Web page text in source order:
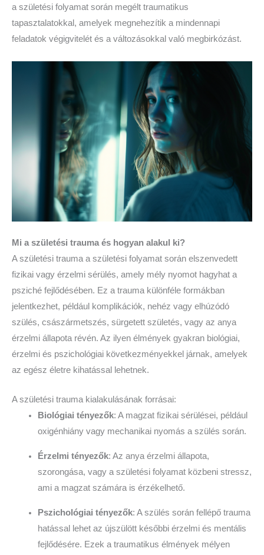
a születési folyamat során megélt traumatikus
tapasztalatokkal, amelyek megnehezítik a mindennapi
feladatok végigvitelét és a változásokkal való megbirkózást.
Mi a születési trauma és hogyan alakul ki?
A születési trauma a születési folyamat során elszenvedett
fizikai vagy érzelmi sérülés, amely mély nyomot hagyhat a
psziché fejlődésében. Ez a trauma különféle formákban
jelentkezhet, például komplikációk, nehéz vagy elhúzódó
szülés, császármetszés, sürgetett születés, vagy az anya
érzelmi állapota révén. Az ilyen élmények gyakran biológiai,
érzelmi és pszichológiai következményekkel járnak, amelyek
az egész életre kihatással lehetnek.
A születési trauma kialakulásának forrásai:
Biológiai tényezők: A magzat fizikai sérülései, például
oxigénhiány vagy mechanikai nyomás a szülés során.
Érzelmi tényezők: Az anya érzelmi állapota,
szorongása, vagy a születési folyamat közbeni stressz,
ami a magzat számára is érzékelhető.
Pszichológiai tényezők: A szülés során fellépő trauma
hatással lehet az újszülött későbbi érzelmi és mentális
fejlődésére. Ezek a traumatikus élmények mélyen